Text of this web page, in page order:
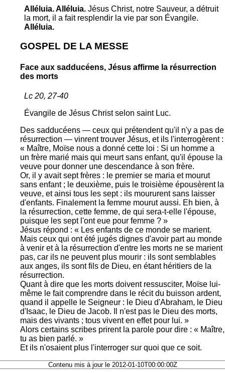
Alléluia. Alléluia. Jésus Christ, notre Sauveur, a détruit
la mort, il a fait resplendir la vie par son Évangile.
Alléluia.
GOSPEL DE LA MESSE
Face aux sadducéens, Jésus affirme la résurrection
des morts
Lc 20, 27-40
Évangile de Jésus Christ selon saint Luc.
Des sadducéens — ceux qui prétendent qu'il n'y a pas de
résurrection — vinrent trouver Jésus, et ils l'interrogèrent :
« Maître, Moïse nous a donné cette loi : Si un homme a
un frère marié mais qui meurt sans enfant, qu'il épouse la
veuve pour donner une descendance à son frère.
Or, il y avait sept frères : le premier se maria et mourut
sans enfant ; le deuxième, puis le troisième épousèrent la
veuve, et ainsi tous les sept : ils moururent sans laisser
d'enfants. Finalement la femme mourut aussi. Eh bien, à
la résurrection, cette femme, de qui sera-t-elle l'épouse,
puisque les sept l'ont eue pour femme ? »
Jésus répond : « Les enfants de ce monde se marient.
Mais ceux qui ont été jugés dignes d'avoir part au monde
à venir et à la résurrection d'entre les morts ne se marient
pas, car ils ne peuvent plus mourir : ils sont semblables
aux anges, ils sont fils de Dieu, en étant héritiers de la
résurrection.
Quant à dire que les morts doivent ressusciter, Moïse lui-
même le fait comprendre dans le récit du buisson ardent,
quand il appelle le Seigneur : le Dieu d'Abraham, le Dieu
d'Isaac, le Dieu de Jacob. Il n'est pas le Dieu des morts,
mais des vivants ; tous vivent en effet pour lui. »
Alors certains scribes prirent la parole pour dire : « Maître,
tu as bien parlé. »
Et ils n'osaient plus l'interroger sur quoi que ce soit.
Contenu mis à jour le 2012-01-10T00:00:00Z